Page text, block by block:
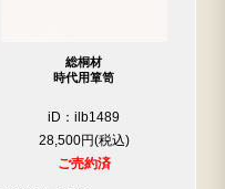
総桐材
時代用箪笥
iD：ilb1489
28,500円
ご売約済